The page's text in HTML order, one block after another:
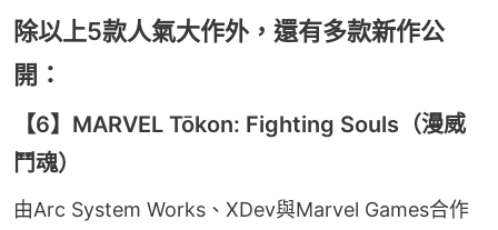
除以上5款人氣大作外，還有多款新作公
開：
【6】MARVEL Tōkon: Fighting Souls（漫威
鬥魂）
由Arc System Works、XDev與Marvel Games合作